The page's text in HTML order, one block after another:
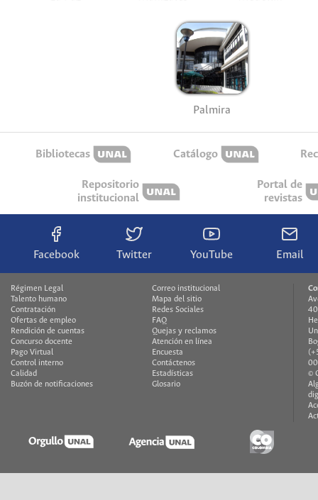
Palmira
Bibliotecas Catálogo
Repositorio
institucional
Portal de
revistas
Facebook Twitter YouTube Email
Régimen Legal
Talento humano
Contratación
Ofertas de empleo
Rendición de cuentas
Concurso docente
Pago Virtual
Control interno
Calidad
Buzón de notificaciones
Correo institucional
Mapa del sitio
Redes Sociales
FAQ
Quejas y reclamos
Atención en línea
Encuesta
Contáctenos
Estadísticas
Glosario
©